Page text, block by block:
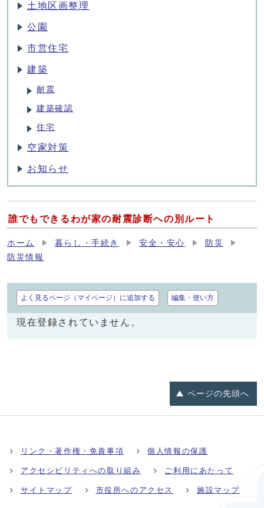
土地区画整理
公園
市営住宅
建築
耐震
建築確認
住宅
空家対策
お知らせ
誰でもできるわが家の耐震診断への別ルート
ホーム 暮らし・手続き 安全・安心
防災
防災情報
よく見るページ（マイページ）に追加する 編集・使い方
現在登録されていません。
ページの先頭へ
リンク・著作権・免責事項 個人情報の保護
アクセシビリティへの取り組み ご利用にあたって
サイトマップ 市役所へのアクセス 施設マップ